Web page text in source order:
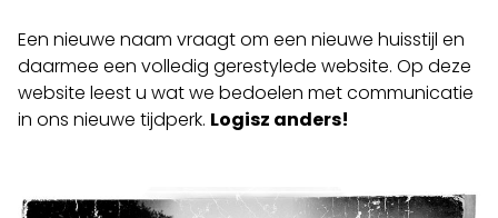
Een nieuwe naam vraagt om een nieuwe huisstijl en
daarmee een volledig gerestylede website. Op deze
website leest u wat we bedoelen met communicatie
in ons nieuwe tijdperk. Logisz anders!